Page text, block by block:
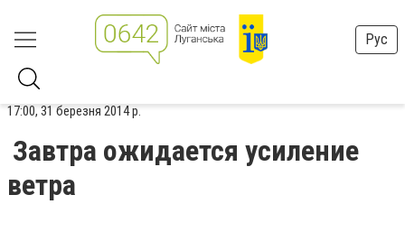
Рус
17:00, 31 березня 2014 р.
Завтра ожидается усиление
ветра